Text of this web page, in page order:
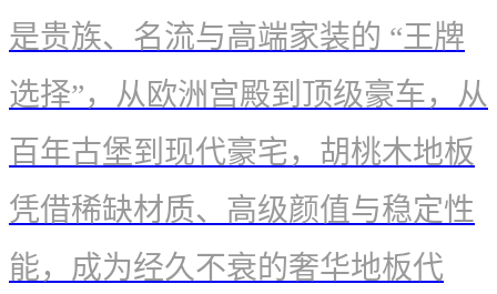
是贵族、名流与高端家装的 “王牌
选择”，从欧洲宫殿到顶级豪车，从
百年古堡到现代豪宅，胡桃木地板
凭借稀缺材质、高级颜值与稳定性
能，成为经久不衰的奢华地板代